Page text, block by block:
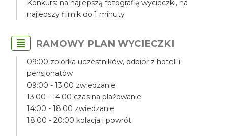
Konkurs: na najlepszą fotografię wycieczki, na
najlepszy filmik do 1 minuty
RAMOWY PLAN WYCIECZKI
09:00 zbiórka uczestników, odbiór z hoteli i
pensjonatów
09:00 - 13:00 zwiedzanie
13:00 - 14:00 czas na plażowanie
14:00 - 18:00 zwiedzanie
18:00 - 20:00 kolacja i powrót